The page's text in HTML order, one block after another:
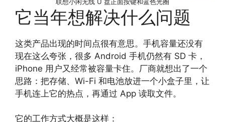
它当年想解决什么问题
这类产品出现的时间点很有意思。手机容量还没有
现在这么夸张，很多 Android 手机仍然有 SD 卡，
iPhone 用户又经常被容量卡住。厂商就想出了一个
思路：把存储、Wi-Fi 和电池放进一个小盒子里，让
手机连上它的热点，再通过 App 读取文件。
它的工作方式大概是这样：